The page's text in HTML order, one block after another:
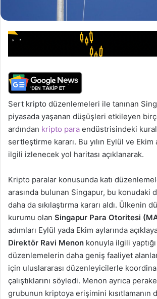
Sert kripto düzenlemeleri ile tanınan
piyasada yaşanan düşüşleri etkileyen
ardından kripto para endüstrisindeki
sertleştirme kararı. Bu yılın Eylül ve Ekim
ilgili izlenecek yol haritası açıklanarak.
Kripto paralar konusunda katı
arasında bulunan Singapur, bu konudaki
daha da sıkılaştırma kararı aldı. Ülkenin
kurumu olan Singapur Para Otoritesi
adımları Eylül yada Ekim aylarında
Direktör Ravi Menon konuyla ilgili
düzenlemelerin daha geniş faaliyet
için uluslararası düzenleyicilerle
çalıştıklarını söyledi. Menon ayrıca
grubunun kriptoya erişimini kısıtlamanın